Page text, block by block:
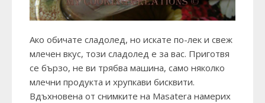
Ако обичате сладолед, но искате по-лек и свеж
млечен вкус, този сладолед е за вас. Приготвя
се бързо, не ви трябва машина, само няколко
млечни продукта и хрупкави бисквити.
Вдъхновена от снимките на Masatera намерих